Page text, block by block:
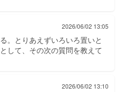
2026/06/02 13:05
。とりあえずいろいろ置いと
して、その次の質問を教えて
2026/06/02 13:10